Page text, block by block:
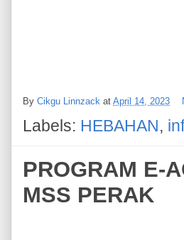
By Cikgu Linnzack at April 14, 2023
Labels: HEBAHAN,
PROGRAM E-
MSS PERAK